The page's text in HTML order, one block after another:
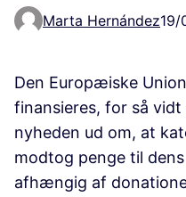
Marta Hernández19/
Den Europæiske
finansieres, for så
nyheden ud om, at
modtog penge til
afhængig af